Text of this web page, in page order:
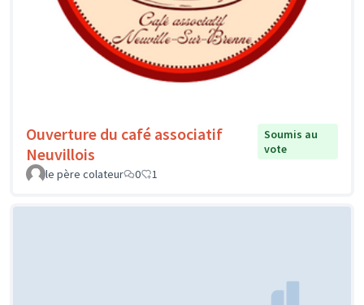
Ouverture du café associatif
Neuvillois
Soumis au
vote
le père colateur
0 1